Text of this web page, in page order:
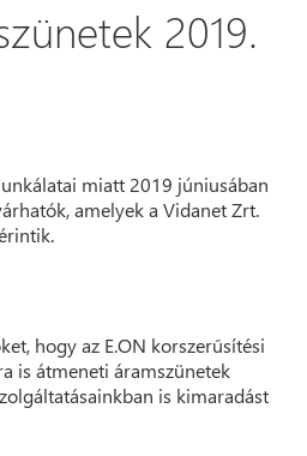
2019.
miatt 2019 júniusában
amelyek a Vidanet Zrt.
hogy az E.ON korszerűsítési
is átmeneti áramszünetek
is kimaradást